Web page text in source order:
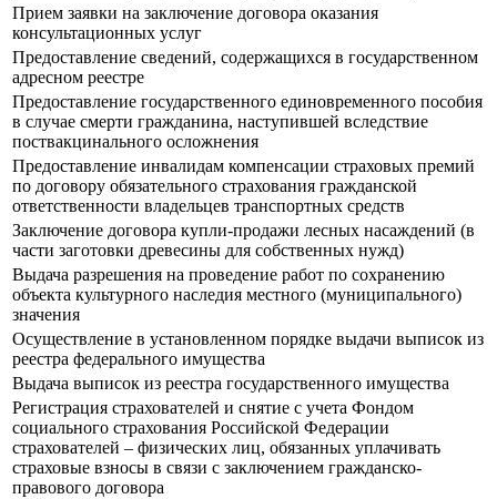
Прием заявки на заключение договора оказания
консультационных услуг
Предоставление сведений, содержащихся в государственном
адресном реестре
Предоставление государственного единовременного пособия
в случае смерти гражданина, наступившей вследствие
поствакцинального осложнения
Предоставление инвалидам компенсации страховых премий
по договору обязательного страхования гражданской
ответственности владельцев транспортных средств
Заключение договора купли-продажи лесных насаждений (в
части заготовки древесины для собственных нужд)
Выдача разрешения на проведение работ по сохранению
объекта культурного наследия местного (муниципального)
значения
Осуществление в установленном порядке выдачи выписок из
реестра федерального имущества
Выдача выписок из реестра государственного имущества
Регистрация страхователей и снятие с учета Фондом
социального страхования Российской Федерации
страхователей – физических лиц, обязанных уплачивать
страховые взносы в связи с заключением гражданско-
правового договора